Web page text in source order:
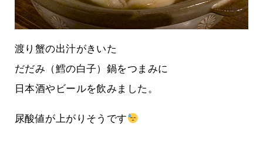
渡り蟹の出汁がきいた
だだみ（鱈の白子）鍋をつまみに
日本酒やビールを飲みました。
尿酸値が上がりそうです